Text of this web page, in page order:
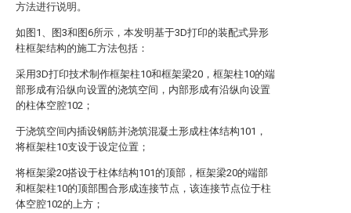
方法进行说明。
如图1、图3和图6所示，本发明基于3D打印的装配式异形
柱框架结构的施工方法包括：
采用3D打印技术制作框架柱10和框架梁20，框架柱10的端
部形成有沿纵向设置的浇筑空间，内部形成有沿纵向设置
的柱体空腔102；
于浇筑空间内插设钢筋并浇筑混凝土形成柱体结构101，
将框架柱10支设于设定位置；
将框架梁20搭设于柱体结构101的顶部，框架梁20的端部
和框架柱10的顶部围合形成连接节点，该连接节点位于柱
体空腔102的上方；